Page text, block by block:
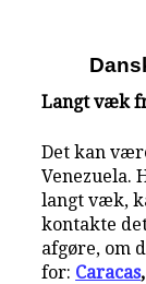
Langt væk
Det kan
Venezuela.
langt væk,
kontakte
afgøre, om
for: Caracas